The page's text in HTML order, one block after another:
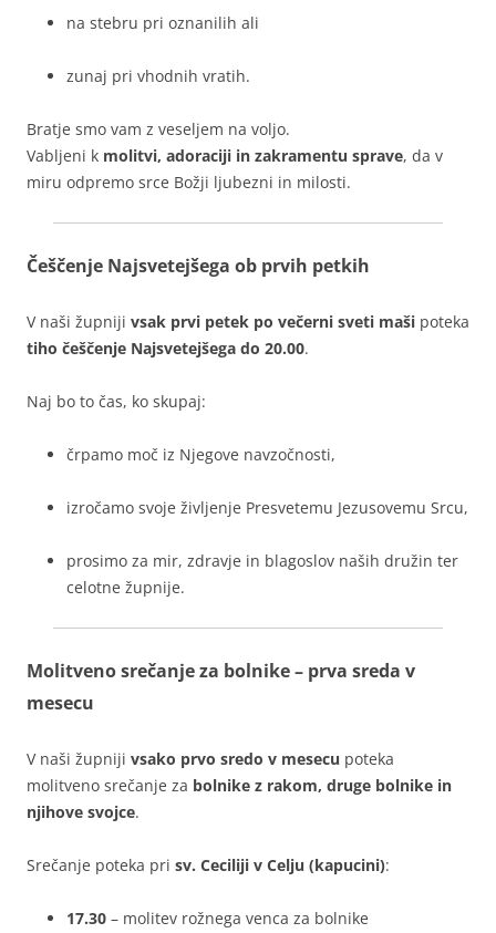
na stebru pri oznanilih ali
zunaj pri vhodnih vratih.
Bratje smo vam z veseljem na voljo.
Vabljeni k molitvi, adoraciji in zakramentu sprave, da v
miru odpremo srce Božji ljubezni in milosti.
Češčenje Najsvetejšega ob prvih petkih
V naši župniji vsak prvi petek po večerni sveti maši poteka
tiho češčenje Najsvetejšega do 20.00.
Naj bo to čas, ko skupaj:
črpamo moč iz Njegove navzočnosti,
izročamo svoje življenje Presvetemu Jezusovemu Srcu,
prosimo za mir, zdravje in blagoslov naših družin ter
celotne župnije.
Molitveno srečanje za bolnike – prva sreda v
mesecu
V naši župniji vsako prvo sredo v mesecu poteka
molitveno srečanje za bolnike z rakom, druge bolnike in
njihove svojce.
Srečanje poteka pri sv. Ceciliji v Celju (kapucini):
17.30 – molitev rožnega venca za bolnike